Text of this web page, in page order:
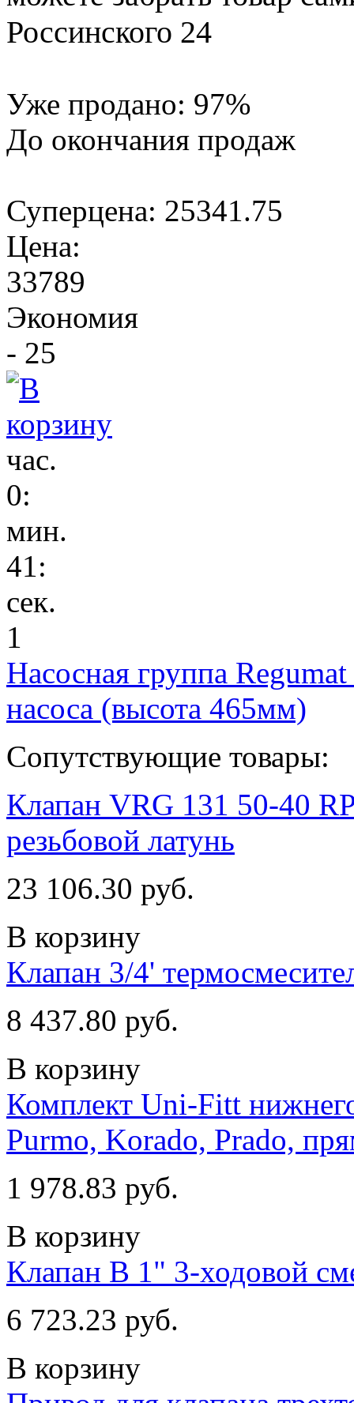
Россинского 24
Уже продано: 97%
До окончания продаж
Суперцена: 25341.75
Цена:
33789
Экономия
- 25
час.
0:
мин.
41:
сек.
1
Насосная группа
насоса (высота 465мм)
Сопутствующие товары:
Клапан VRG 131 50-40
резьбовой латунь
23 106.30 руб.
В корзину
Клапан 3/4'
8 437.80 руб.
В корзину
Комплект Uni-Fitt
Purmo, Korado, Prado,
1 978.83 руб.
В корзину
Клапан В 1" 3-ходовой
6 723.23 руб.
В корзину